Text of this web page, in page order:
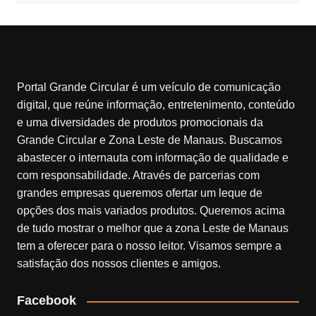
Portal Grande Circular é um veículo de comunicação
digital, que reúne informação, entretenimento, conteúdo
e uma diversidades de produtos promocionais da
Grande Circular e Zona Leste de Manaus. Buscamos
abastecer o internauta com informação de qualidade e
com responsabilidade. Através de parcerias com
grandes empresas queremos ofertar um leque de
opções dos mais variados produtos. Queremos acima
de tudo mostrar o melhor que a zona Leste de Manaus
tem a oferecer para o nosso leitor. Visamos sempre a
satisfação dos nossos clientes e amigos.
Facebook